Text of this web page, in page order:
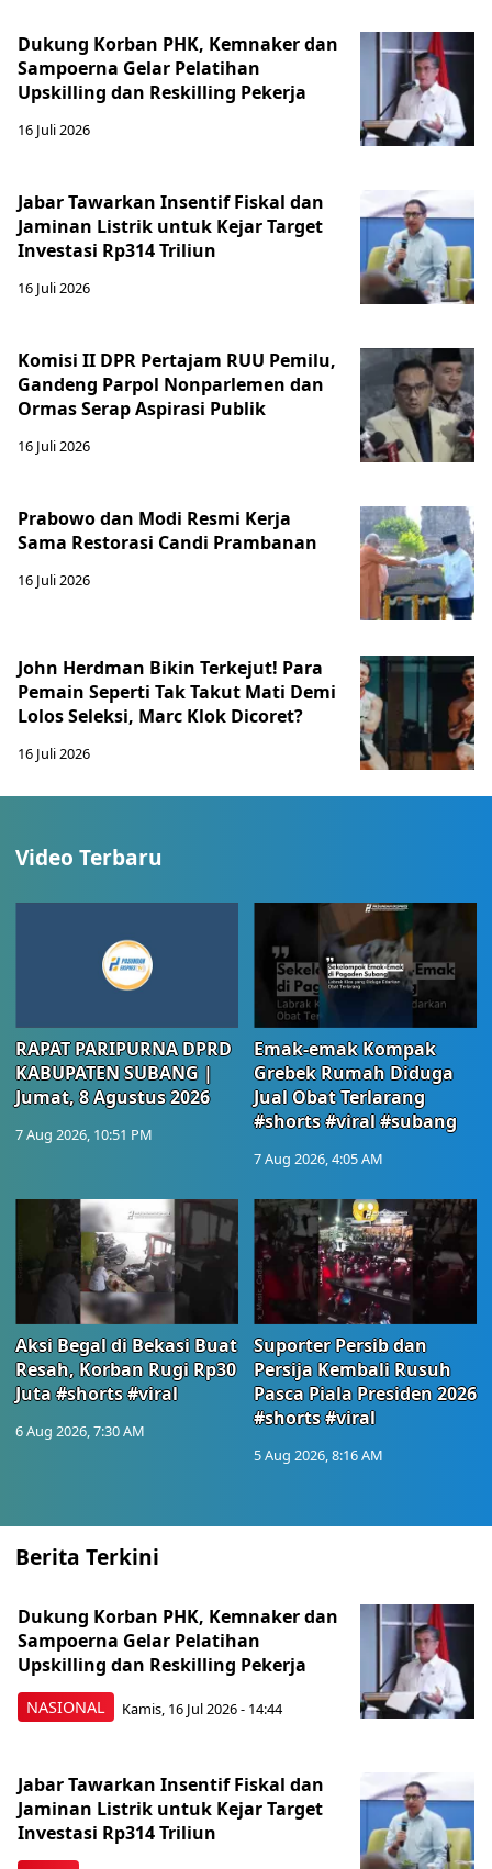
Dukung Korban PHK, Kemnaker dan
Sampoerna Gelar Pelatihan
Upskilling dan Reskilling Pekerja
16 Juli 2026
Jabar Tawarkan Insentif Fiskal dan
Jaminan Listrik untuk Kejar Target
Investasi Rp314 Triliun
16 Juli 2026
Komisi II DPR Pertajam RUU Pemilu,
Gandeng Parpol Nonparlemen dan
Ormas Serap Aspirasi Publik
16 Juli 2026
Prabowo dan Modi Resmi Kerja
Sama Restorasi Candi Prambanan
16 Juli 2026
John Herdman Bikin Terkejut! Para
Pemain Seperti Tak Takut Mati Demi
Lolos Seleksi, Marc Klok Dicoret?
16 Juli 2026
Video Terbaru
RAPAT PARIPURNA DPRD
KABUPATEN SUBANG |
Jumat, 8 Agustus 2026
7 Aug 2026, 10:51 PM
Emak-emak Kompak
Grebek Rumah Diduga
Jual Obat Terlarang
#shorts #viral #subang
7 Aug 2026, 4:05 AM
Aksi Begal di Bekasi Buat
Resah, Korban Rugi Rp30
Juta #shorts #viral
6 Aug 2026, 7:30 AM
Suporter Persib dan
Persija Kembali Rusuh
Pasca Piala Presiden 2026
#shorts #viral
5 Aug 2026, 8:16 AM
Berita Terkini
NASIONAL
Dukung Korban PHK, Kemnaker dan
Sampoerna Gelar Pelatihan
Upskilling dan Reskilling Pekerja
Kamis, 16 Jul 2026 - 14:44
Jabar Tawarkan Insentif Fiskal dan
Jaminan Listrik untuk Kejar Target
Investasi Rp314 Triliun